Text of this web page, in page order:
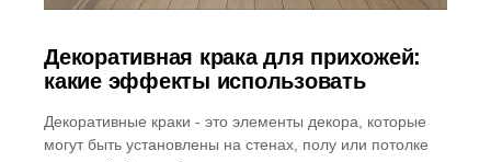
Декоративная крака для прихожей:
какие эффекты использовать
Декоративные краки - это элементы декора, которые
могут быть установлены на стенах, полу или потолке